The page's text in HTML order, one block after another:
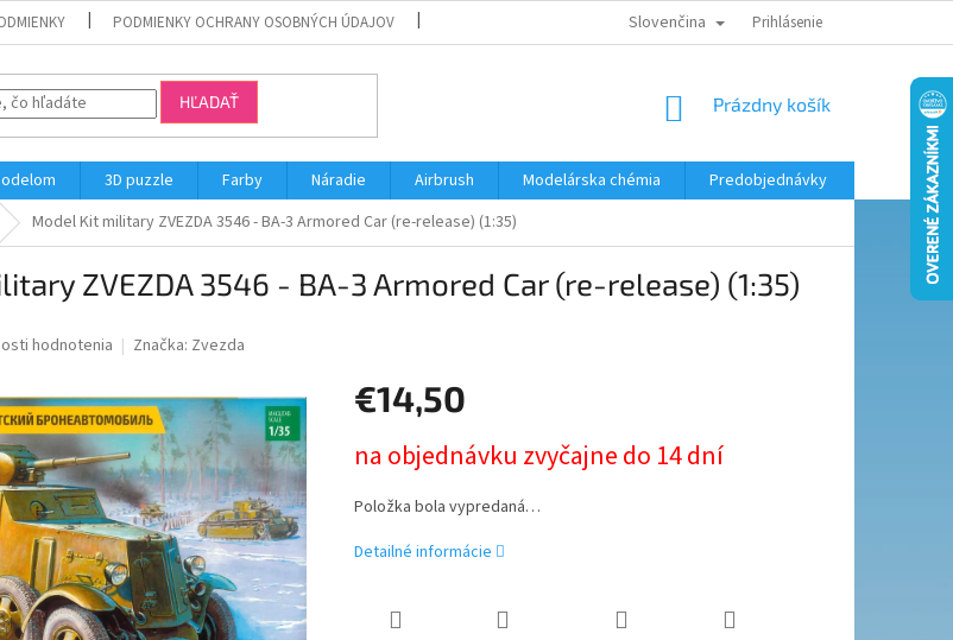
PODMIENKY OCHRANY OSOBNÝCH ÚDAJOV MODELÁRSKY KRÚŽOK
Slovenčina Prihlásenie
HĽADAŤ
NÁKUPNÝ
Prázdny košík
3D puzzle Farby Náradie Airbrush Modelárska chémia
Predobjednávky
Model Kit military ZVEZDA 3546 - BA-3 Armored Car (re-release) (1:35)
ZVEZDA 3546 - BA-3 Armored Car (re-release) (1:35)
hodnotenia Značka: Zvezda
€14,50
cena:
na objednávku zvyčajne do 14 dní
Položka bola vypredaná…
Detailné informácie